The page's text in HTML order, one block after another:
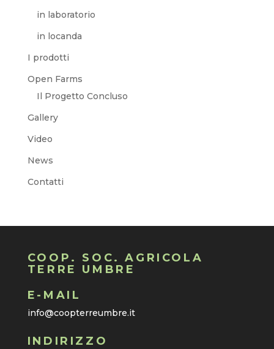
in laboratorio
in locanda
I prodotti
Open Farms
Il Progetto Concluso
Gallery
Video
News
Contatti
COOP. SOC. AGRICOLA
TERRE UMBRE
E-MAIL
info@coopterreumbre.it
INDIRIZZO